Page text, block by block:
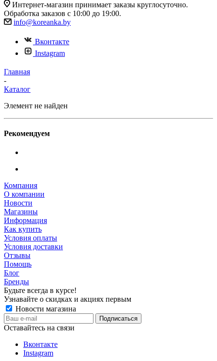
Интернет-магазин принимает заказы круглосуточно.
Обработка заказов с 10:00 до 19:00.
info@koreanka.by
Вконтакте
Instagram
Главная
-
Каталог
Элемент не найден
Рекомендуем
Компания
О компании
Новости
Магазины
Информация
Как купить
Условия оплаты
Условия доставки
Отзывы
Помощь
Блог
Бренды
Будьте всегда в курсе!
Узнавайте о скидках и акциях первым
Новости магазина
Оставайтесь на связи
Вконтакте
Instagram